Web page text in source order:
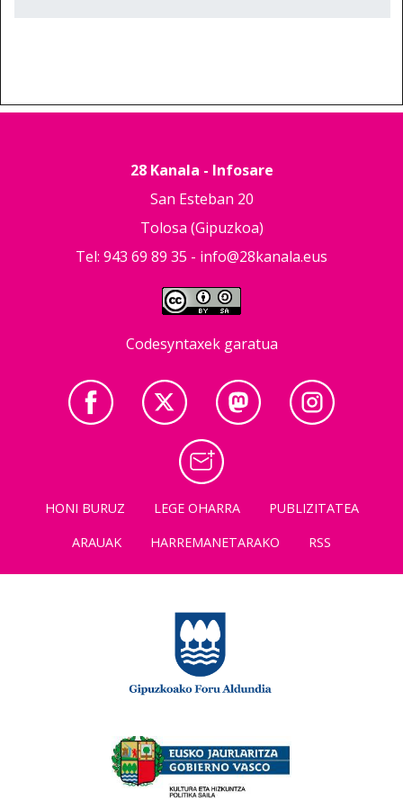
28 Kanala - Infosare
San Esteban 20
Tolosa (Gipuzkoa)
Tel: 943 69 89 35 - info@28kanala.eus
Codesyntaxek garatua
HONI BURUZ LEGE OHARRA
PUBLIZITATEA
ARAUAK
HARREMANETARAKO RSS